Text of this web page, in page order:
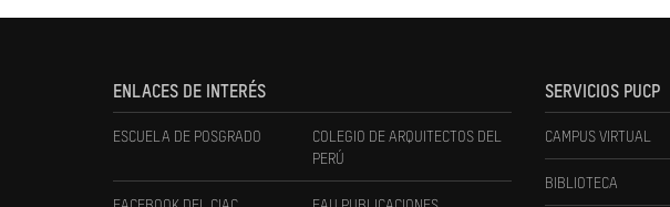
ENLACES DE INTERÉS
ESCUELA DE POSGRADO
COLEGIO DE ARQUITECTOS DEL
PERÚ
SERVICIOS PUCP
CAMPUS VIRTUAL
BIBLIOTECA